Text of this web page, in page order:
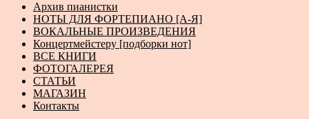
Архив пианистки
НОТЫ ДЛЯ ФОРТЕПИАНО [А-Я]
ВОКАЛЬНЫЕ ПРОИЗВЕДЕНИЯ
Концертмейстеру [подборки нот]
ВСЕ КНИГИ
ФОТОГАЛЕРЕЯ
СТАТЬИ
МАГАЗИН
Контакты